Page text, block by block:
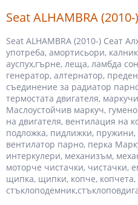
Seat ALHAMBRA
Seat ALHAMBRA (2010-) Сеат
употреба, амортисьори,
ауспух,гърне, леща, ламбда
генератор, алтернатор,
съединение за радиатор
термостата двигателя,
Маслоустойчив маркуч,
на двигателя, вентилация на
подложка, пидлижки,
вентилатор парно, перка
интеркулери, механизъм,
моторче чистачки, чистачки,
щипка, щипки, копче,